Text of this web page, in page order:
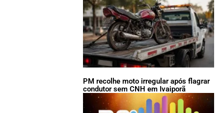
PM recolhe moto irregular após flagrar
condutor sem CNH em Ivaiporã